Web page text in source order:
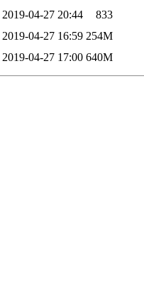
2019-04-27 20:44
833
2019-04-27 16:59 254M
2019-04-27 17:00 640M